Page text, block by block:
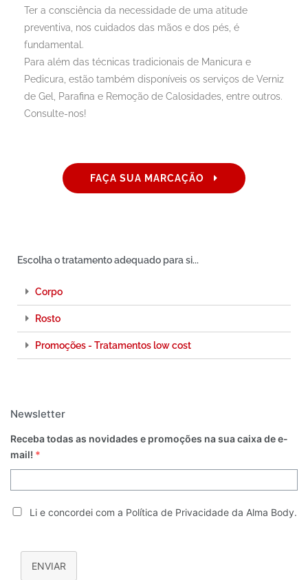
Ter a consciência da necessidade de uma atitude
preventiva, nos cuidados das mãos e dos pés, é
fundamental.
Para além das técnicas tradicionais de Manicura e
Pedicura, estão também disponíveis os serviços de Verniz
de Gel, Parafina e Remoção de Calosidades, entre outros.
Consulte-nos!
FAÇA SUA MARCAÇÃO
Escolha o tratamento adequado para si...
Corpo
Rosto
Promoções - Tratamentos low cost
Newsletter
Receba todas as novidades e promoções na sua caixa de e-
mail! *
Li e concordei com a Política de Privacidade da Alma Body.
ENVIAR